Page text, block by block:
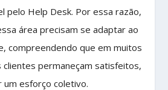
pelo Help Desk. Por essa razão,
área precisam se adaptar ao
compreendendo que em muitos
clientes permaneçam satisfeitos,
um esforço coletivo.